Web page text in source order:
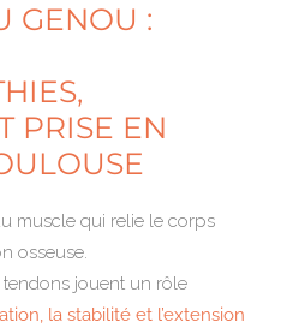
GENOU :
PRISE EN
muscle qui relie le corps
osseuse.
jouent un rôle
la stabilité et l’extension